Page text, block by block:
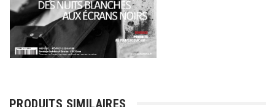
PRODUITS SIMILAIRES